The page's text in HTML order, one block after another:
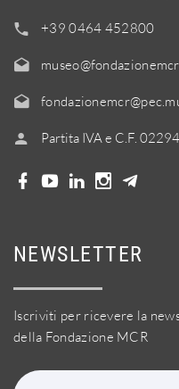
+39 0464 452800
Partita IVA e C.F.
NEWSLETTER
Iscriviti per ricevere la
della Fondazione MCR